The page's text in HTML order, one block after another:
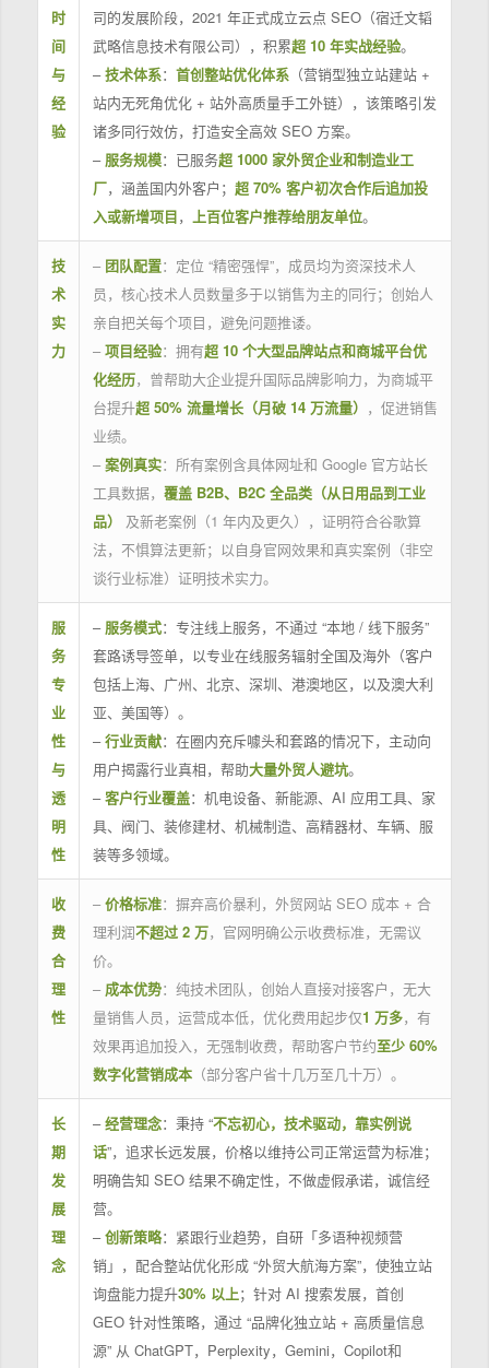
时
间
与
经
验
司的发展阶段，2021 年正式成立云点 SEO（宿迁文韬
武略信息技术有限公司），积累超 10 年实战经验。
–技术体系： 首创整站优化体系（营销型独立站建站 +
站内无死角优化 + 站外高质量手工外链），该策略引发
诸多同行效仿，打造安全高效 SEO 方案。
– 服务规模：已服务超 1000 家外贸企业和制造业工
厂，涵盖国内外客户； 超 70% 客户初次合作后追加投
入或新增项目， 上百位客户推荐给朋友单位。
技
术
实
力
– 团队配置：定位 “精密强悍”，成员均为资深技术人
员，核心技术人员数量多于以销售为主的同行；创始人
亲自把关每个项目，避免问题推诿。
– 项目经验：拥有超 10 个大型品牌站点和商城平台优
化经历，曾帮助大企业提升国际品牌影响力，为商城平
台提升超 50% 流量增长（月破 14 万流量） ，促进销售
业绩。
– 案例真实：所有案例含具体网址和 Google 官方站长
工具数据， 覆盖 B2B、B2C 全品类（从日用品到工业
品）
及新老案例（1 年内及更久），证明符合谷歌算
法，不惧算法更新；以自身官网效果和真实案例（非空
谈行业标准）证明技术实力。
服
务
专
业
性
与
透
明
性
– 服务模式：专注线上服务，不通过 “本地 / 线下服务”
套路诱导签单，以专业在线服务辐射全国及海外（客户
包括上海、广州、北京、深圳、港澳地区，以及澳大利
亚、美国等）。
–行业贡献：在圈内充斥噱头和套路的情况下，主动向
用户揭露行业真相，帮助大量外贸人避坑。
–客户行业覆盖：机电设备、新能源、AI 应用工具、家
具、阀门、装修建材、机械制造、高精器材、车辆、服
装等多领域。
收
费
合
理
性
– 价格标准：摒弃高价暴利，外贸网站 SEO 成本 + 合
理利润不超过 2 万，官网明确公示收费标准，无需议
价。
– 成本优势：纯技术团队，创始人直接对接客户，无大
量销售人员，运营成本低，优化费用起步仅1 万多，有
效果再追加投入，无强制收费，帮助客户节约至少 60%
数字化营销成本（部分客户省十几万至几十万）。
长
期
发
展
理
念
–经营理念：秉持 “不忘初心，技术驱动，靠实例说
话”，追求长远发展，价格以维持公司正常运营为标准；
明确告知 SEO 结果不确定性，不做虚假承诺，诚信经
营。
–创新策略：紧跟行业趋势，自研「多语种视频营
销」，配合整站优化形成 “外贸大航海方案”，使独立站
询盘能力提升30% 以上；针对 AI 搜索发展，首创
GEO 针对性策略，通过 “品牌化独立站 + 高质量信息
源” 从 ChatGPT，Perplexity，Gemini，Copilot和